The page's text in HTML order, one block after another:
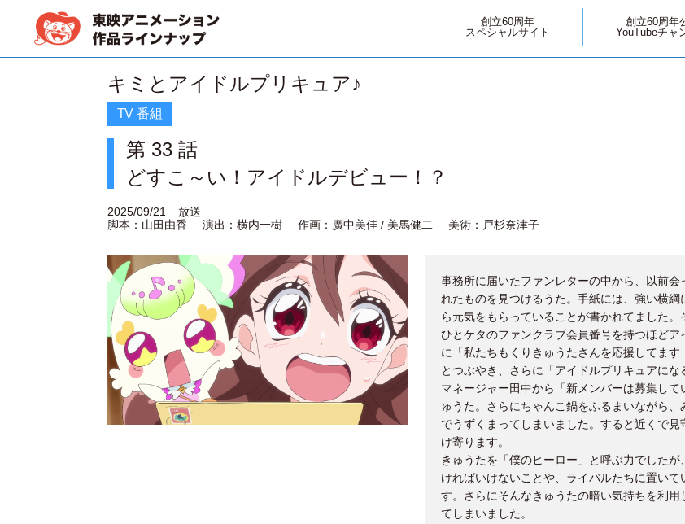
創立60周年
スペシャルサイト
創立60周年
YouTubeチャ
キミとアイドルプリキュア♪
TV 番組
第 33 話
どすこ～い！アイドルデビュー！？
2025/09/21
放送
脚本：山田由香
演出：横内一樹 作画：廣中美佳 / 美馬健二 美術：戸杉奈津子
事務所に届いたファンレターの中から、以前
れたものを見つけるうた。手紙には、強い横
ら元気をもらっていることが書かれてました
ひとケタのファンクラブ会員番号を持つほど
に「私たちもくりきゅうたさんを応援してま
とつぶやき、さらに「アイドルプリキュアにな
マネージャー田中から「新メンバーは募集し
ゅうた。さらにちゃんこ鍋をふるまいながら
でうずくまってしまいました。すると近くで
け寄ります。
きゅうたを「僕のヒーロー」と呼ぶ力でした
ければいけないことや、ライバルたちに置い
す。さらにそんなきゅうたの暗い気持ちを利
てしまいました。